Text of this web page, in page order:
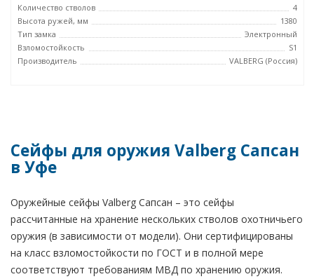
Количество стволов
4
Высота ружей, мм
1380
Тип замка
Электронный
Взломостойкость
S1
Производитель
VALBERG (Россия)
Сейфы для оружия Valberg Сапсан
в Уфе
Оружейные сейфы Valberg Сапсан – это сейфы
рассчитанные на хранение нескольких стволов охотничьего
оружия (в зависимости от модели). Они сертифицированы
на класс взломостойкости по ГОСТ и в полной мере
соответствуют требованиям МВД по хранению оружия.